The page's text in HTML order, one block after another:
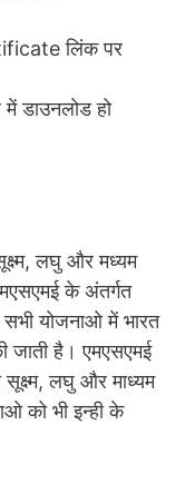
लिंक पर
में डाउनलोड हो
लघु और मध्यम
के अंतर्गत
योजनाओ में भारत
जाती है। एमएसएमई
सूक्ष्म, लघु और माध्यम
को भी इन्ही के